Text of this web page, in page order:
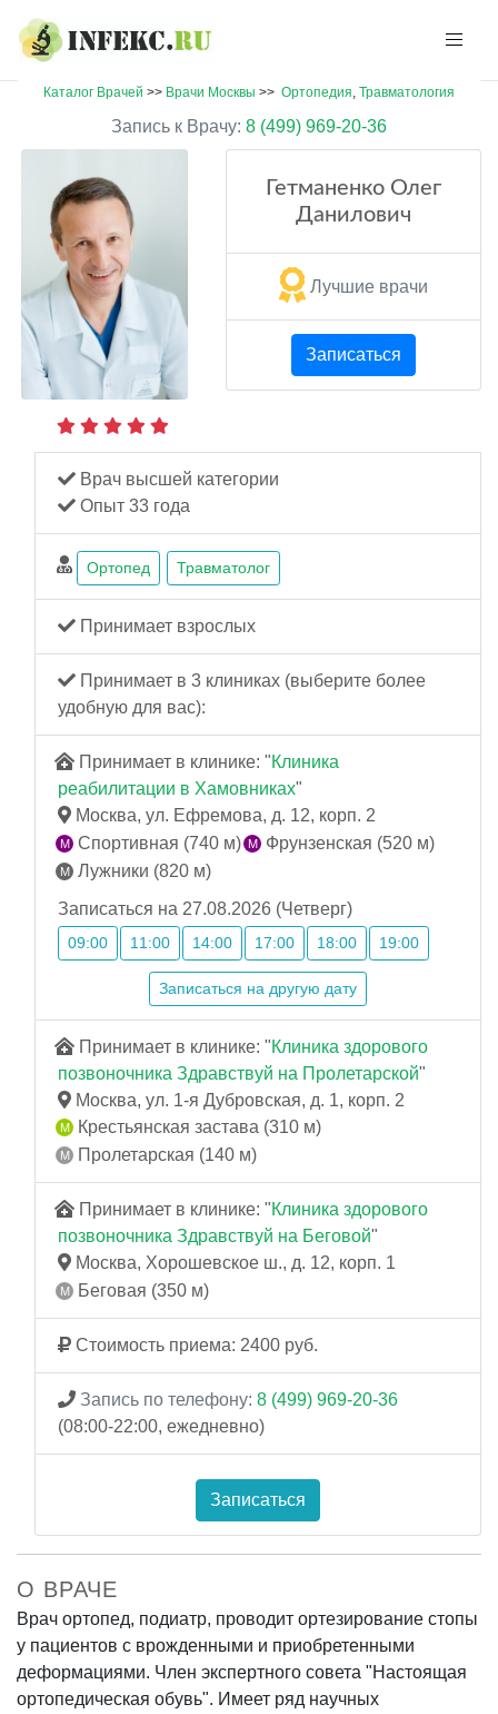
Каталог Врачей >> Врачи Москвы >> Ортопедия, Травматология
Запись к Врачу: 8 (499) 969-20-36
Гетманенко Олег
Данилович
Лучшие врачи
Записаться
Врач высшей категории
Опыт 33 года
Ортопед Травматолог
Принимает взрослых
Принимает в 3 клиниках (выберите более
удобную для вас):
Принимает в клинике: "Клиника
реабилитации в Хамовниках"
Москва, ул. Ефремова, д. 12, корп. 2
Спортивная (740 м)
Фрунзенская (520 м)
Лужники (820 м)
Записаться на 27.08.2026 (Четверг)
09:00 11:00 14:00 17:00 18:00 19:00
Записаться на другую дату
Принимает в клинике: "Клиника здорового
позвоночника Здравствуй на Пролетарской"
Москва, ул. 1-я Дубровская, д. 1, корп. 2
Крестьянская застава (310 м)
Пролетарская (140 м)
Принимает в клинике: "Клиника здорового
позвоночника Здравствуй на Беговой"
Москва, Хорошевское ш., д. 12, корп. 1
Беговая (350 м)
Стоимость приема: 2400 руб.
Запись по телефону: 8 (499) 969-20-36
(08:00-22:00, ежедневно)
Записаться
О ВРАЧЕ
Врач ортопед, подиатр, проводит ортезирование стопы
у пациентов с врожденными и приобретенными
деформациями. Член экспертного совета "Настоящая
ортопедическая обувь". Имеет ряд научных